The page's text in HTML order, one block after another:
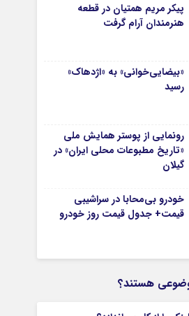
پیکر مریم همتیان در قطعه
هنرمندان آرام گرفت
«بیضایی‌خوانی» به «اژدهاک»
رسید
رونمایی از پوستر همایش ملی
«تاریخ مطبوعات محلی ایران» در
گیلان
خودرو بی‌محابا در سراشیبی
قیمت+ جدول قیمت روز خودرو
هستند؟